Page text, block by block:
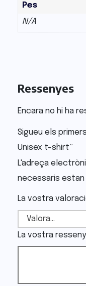
Pes
N/A
Ressenyes
Encara no hi ha
Sigueu els
Unisex t-shirt”
L'adreça
necessaris estan
La vostra
La vostra